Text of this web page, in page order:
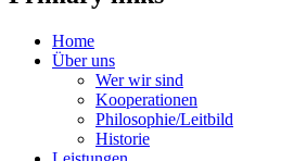
Home
Über uns
Wer wir sind
Kooperationen
Philosophie/Leitbild
Historie